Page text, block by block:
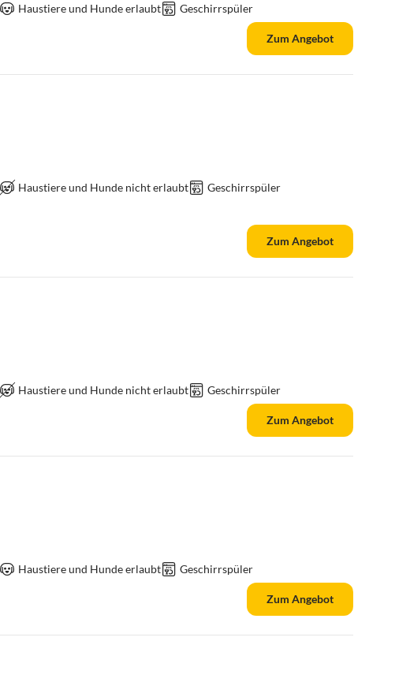
Haustiere und Hunde erlaubt Geschirrspüler
Zum Angebot
Haustiere und Hunde nicht erlaubt
Geschirrspüler
Zum Angebot
Haustiere und Hunde nicht erlaubt Geschirrspüler
Zum Angebot
Haustiere und Hunde erlaubt Geschirrspüler
Zum Angebot